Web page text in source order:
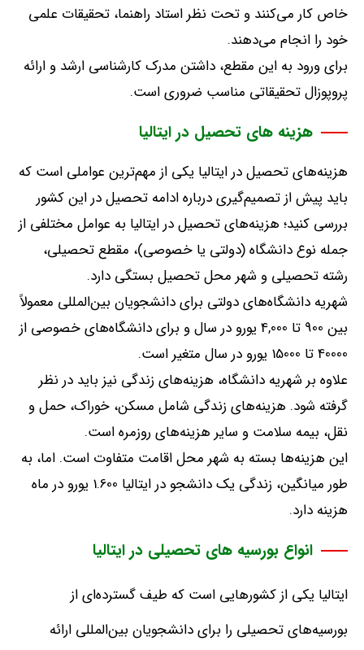
خاص کار می‌کنند و تحت نظر استاد راهنما، تحقیقات علمی
خود را انجام می‌دهند.
برای ورود به این مقطع، داشتن مدرک کارشناسی ارشد و ارائه
پروپوزال تحقیقاتی مناسب ضروری است.
هزینه‌ های تحصیل در ایتالیا
هزینه‌های تحصیل در ایتالیا یکی از مهم‌ترین عواملی است که
باید پیش از تصمیم‌گیری درباره ادامه تحصیل در این کشور
بررسی کنید؛ هزینه‌های تحصیل در ایتالیا به عوامل مختلفی از
جمله نوع دانشگاه(دولتی یا خصوصی)، مقطع تحصیلی،
رشته تحصیلی و شهر محل تحصیل بستگی دارد.
شهریه دانشگاه‌های دولتی برای دانشجویان بین‌المللی معمولاً
بین 900 تا
یورو در سال و برای دانشگاه‌های خصوصی از
40000تا یورو در سال متغیر است.
علاوه بر شهریه دانشگاه، هزینه‌های زندگی نیز باید در نظر
گرفته شود. هزینه‌های زندگی شامل مسکن، خوراک، حمل و
نقل، بیمه سلامت و سایر هزینه‌های روزمره است.
این هزینه‌ها بسته به شهر محل اقامت متفاوت است. اما، به
طور میانگین، زندگی یک دانشجو در ایتالیا
یورو در ماه
هزینه دارد.
انواع بورسیه‌ های تحصیلی در ایتالیا
ایتالیا یکی از کشورهایی است که طیف گسترده‌ای از
بورسیه‌های تحصیلی را برای دانشجویان بین‌المللی ارائه